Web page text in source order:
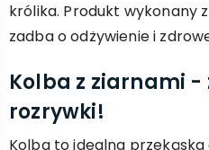
królika. Produkt wykonany
zadba o odżywienie i
Kolba z ziarnami -
rozrywki!
Kolba to idealna